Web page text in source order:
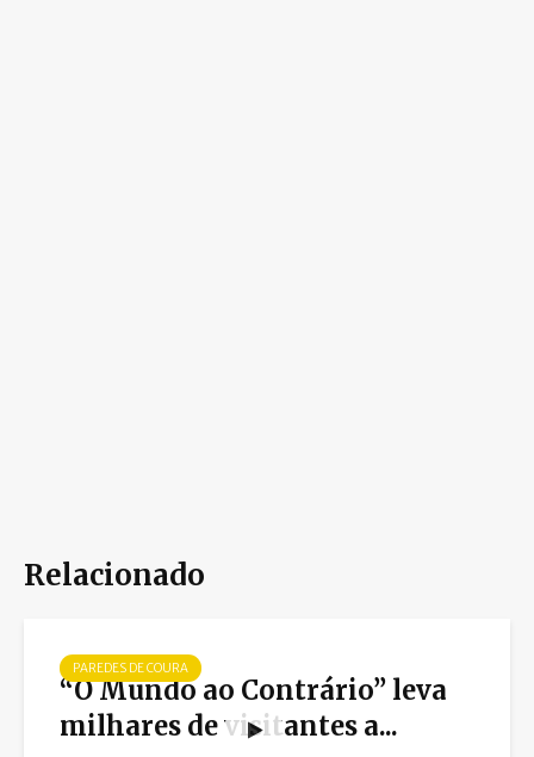
Relacionado
PAREDES DE COURA
“O Mundo ao Contrário” leva
milhares de visitantes a...